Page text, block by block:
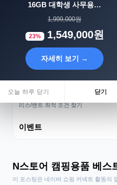
리스렌트 성지
리스/렌트 최적 조건 찾기
이벤트
N스토어 캠핑용품 베스
이 포스팅은 네이버 쇼핑 커넥트 활동의
16GB 대학생 사무용…
1,999,000원
23% 1,549,000원
자세히 보기 →
오늘 하루 닫기 닫기